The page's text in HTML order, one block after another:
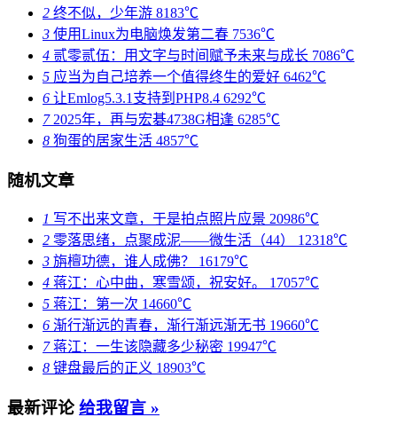
2 终不似，少年游 8183℃
3 使用Linux为电脑焕发第二春 7536℃
4 贰零贰伍：用文字与时间赋予未来与成长 7086℃
5 应当为自己培养一个值得终生的爱好 6462℃
6 让Emlog5.3.1支持到PHP8.4 6292℃
72025年，再与宏碁4738G相逢 6285℃
8 狗蛋的居家生活 4857℃
随机文章
1 写不出来文章，于是拍点照片应景 20986℃
2 零落思绪，点聚成泥——微生活（44） 12318℃
3 旃檀功德，谁人成佛？ 16179℃
4 蒋江：心中曲，寒雪颂，祝安好。 17057℃
5 蒋江：第一次 14660℃
6 渐行渐远的青春，渐行渐远渐无书 19660℃
7蒋江：一生该隐藏多少秘密 19947℃
8 键盘最后的正义 18903℃
最新评论 给我留言 »